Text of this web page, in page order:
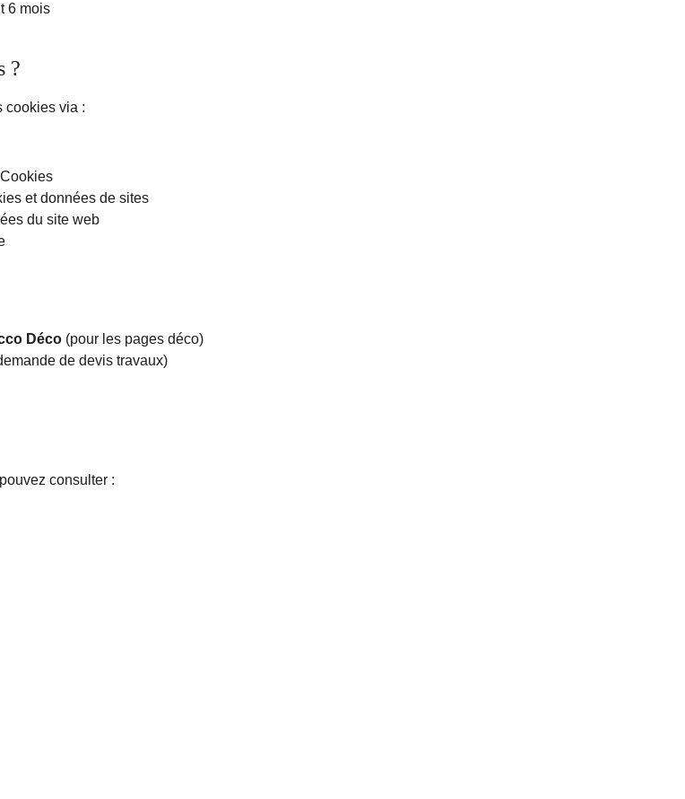
6 mois
?
cookies via :
et données de sites
du site web
Déco (pour les pages déco)
de devis travaux)
consulter :